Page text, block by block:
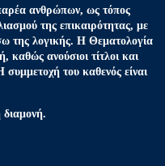
ανθρώπων, ως τόπος
της επικαιρότητας, με
της λογικής. Η Θεματολογία
καθώς ανούσιοι τίτλοι και
συμμετοχή του καθενός είναι